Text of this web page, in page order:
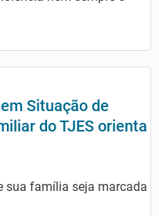
Situação de
do TJES orienta
sua família seja marcada